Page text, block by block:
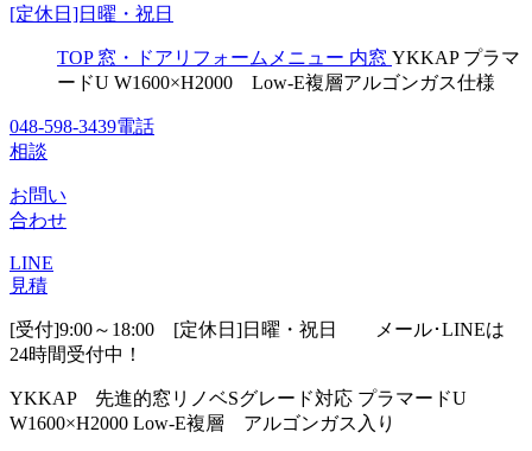
[定休日]日曜・祝日
TOP 窓・ドアリフォームメニュー 内窓 YKKAP プラマ
ードU W1600×H2000 Low-E複層アルゴンガス仕様
048-598-3439電話
相談
お問い
合わせ
LINE
見積
[受付]9:00～18:00 [定休日]日曜・祝日
メール･LINEは
24時間受付中！
YKKAP 先進的窓リノベSグレード対応 プラマードU
W1600×H2000 Low-E複層 アルゴンガス入り